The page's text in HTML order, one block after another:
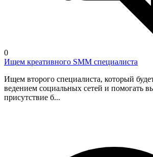
0
Ищем креативного SMM специалиста
Ищем второго специалиста, который
ведением социальных сетей и помогать
присутствие б...